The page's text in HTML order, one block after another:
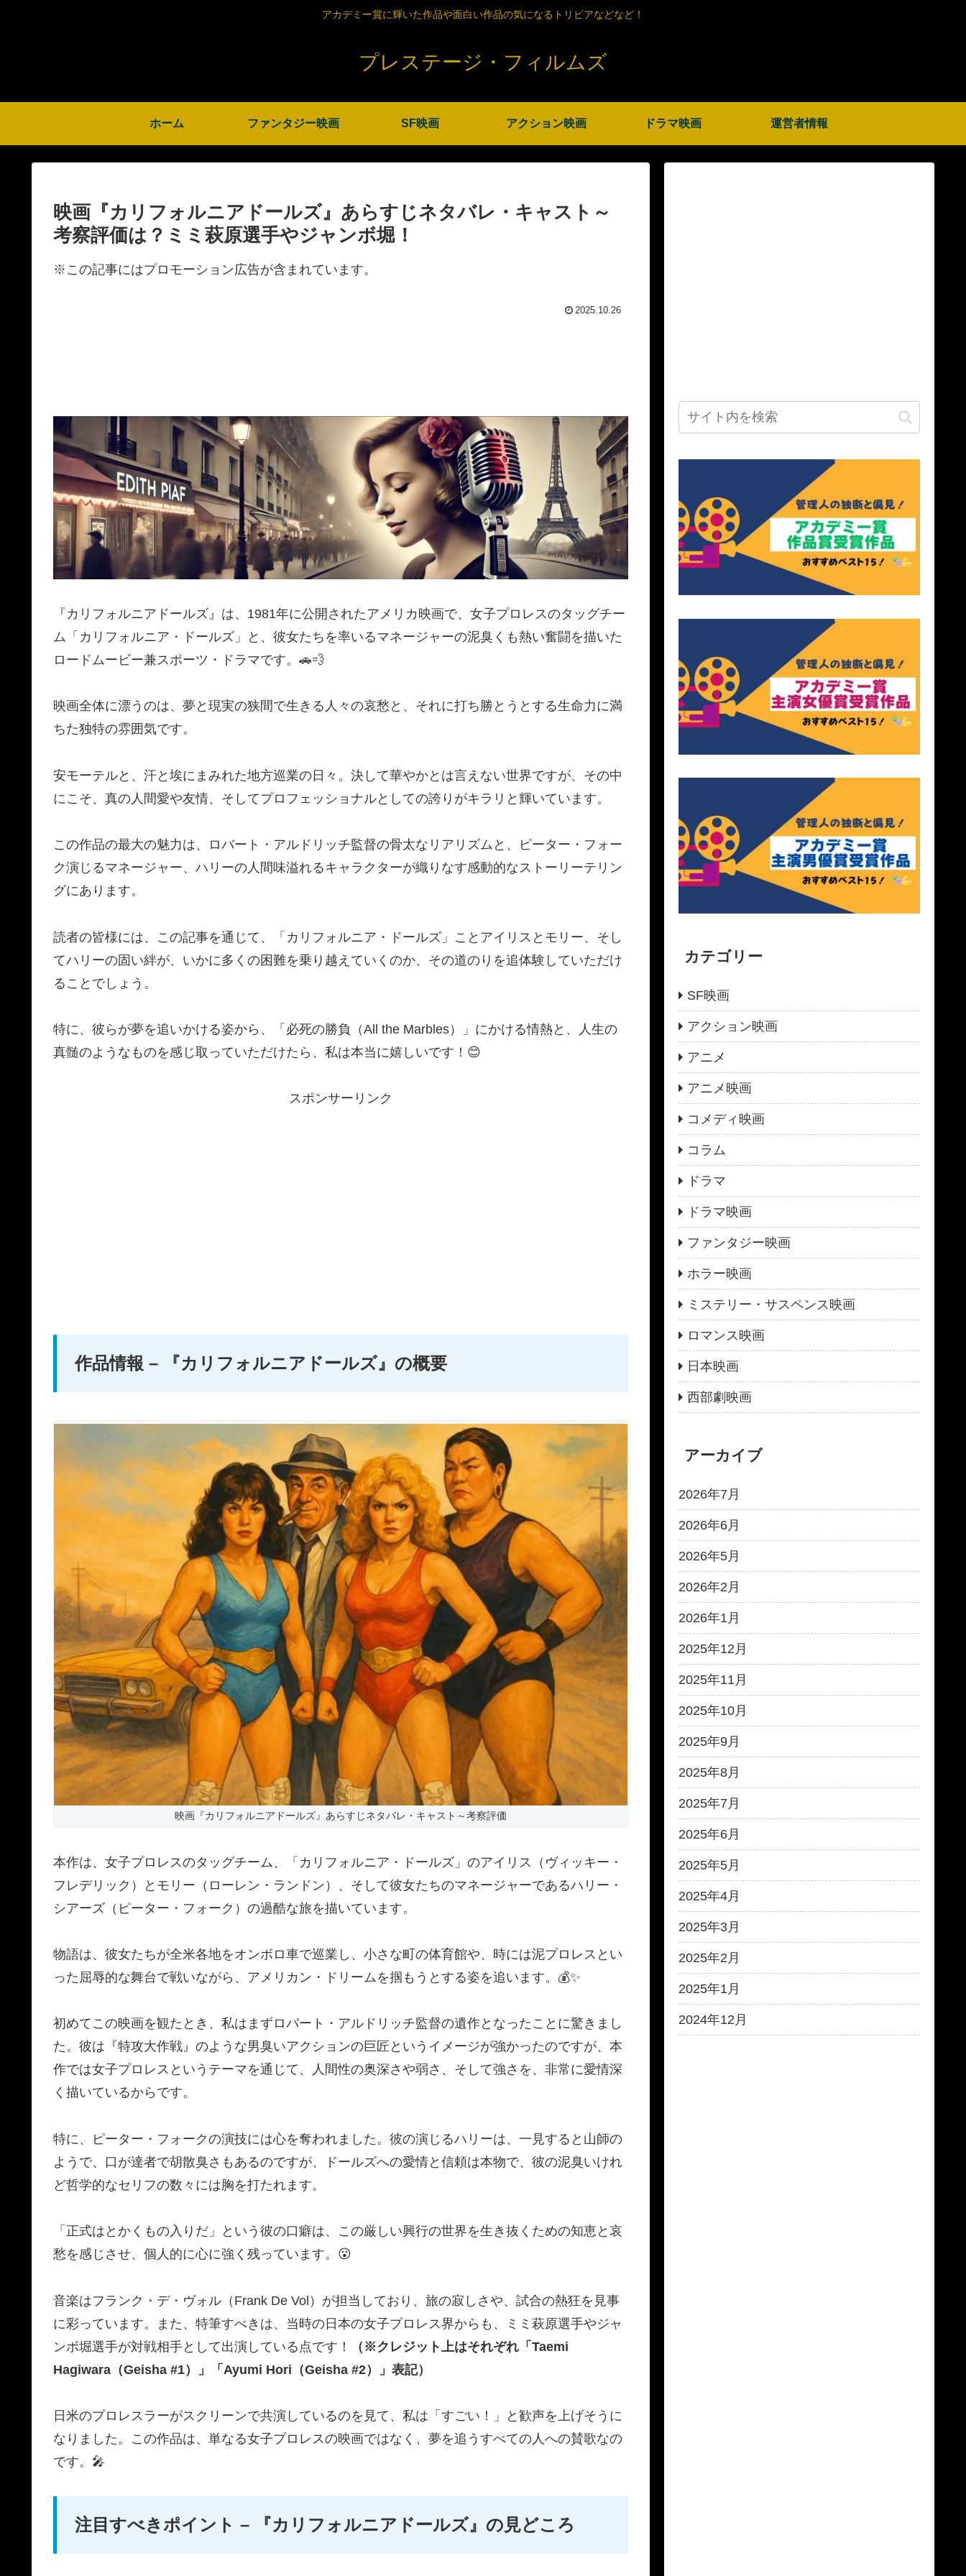
アカデミー賞に輝いた作品や面白い作品の気になるトリビアなどなど！
プレステージ・フィルムズ
ホーム ファンタジー映画 SF映画 アクション映画 ドラマ映画 運営者情報
映画『カリフォルニアドールズ』あらすじネタバレ・キャスト～
考察評価は？ミミ萩原選手やジャンボ堀！
※この記事にはプロモーション広告が含まれています。
2025.10.26
『カリフォルニアドールズ』は、1981年に公開されたアメリカ映画で、女子プロレスのタッグチー
ム「カリフォルニア・ドールズ」と、彼女たちを率いるマネージャーの泥臭くも熱い奮闘を描いた
ロードムービー兼スポーツ・ドラマです。🚗💨
映画全体に漂うのは、夢と現実の狭間で生きる人々の哀愁と、それに打ち勝とうとする生命力に満
ちた独特の雰囲気です。
安モーテルと、汗と埃にまみれた地方巡業の日々。決して華やかとは言えない世界ですが、その中
にこそ、真の人間愛や友情、そしてプロフェッショナルとしての誇りがキラリと輝いています。
この作品の最大の魅力は、ロバート・アルドリッチ監督の骨太なリアリズムと、ピーター・フォー
ク演じるマネージャー、ハリーの人間味溢れるキャラクターが織りなす感動的なストーリーテリン
グにあります。
読者の皆様には、この記事を通じて、「カリフォルニア・ドールズ」ことアイリスとモリー、そし
てハリーの固い絆が、いかに多くの困難を乗り越えていくのか、その道のりを追体験していただけ
ることでしょう。
特に、彼らが夢を追いかける姿から、「必死の勝負（All the Marbles）」にかける情熱と、人生の
真髄のようなものを感じ取っていただけたら、私は本当に嬉しいです！😊
スポンサーリンク
作品情報 – 『カリフォルニアドールズ』の概要
映画『カリフォルニアドールズ』あらすじネタバレ・キャスト～考察評価
本作は、女子プロレスのタッグチーム、「カリフォルニア・ドールズ」のアイリス（ヴィッキー・
フレデリック）とモリー（ローレン・ランドン）、そして彼女たちのマネージャーであるハリー・
シアーズ（ピーター・フォーク）の過酷な旅を描いています。
物語は、彼女たちが全米各地をオンボロ車で巡業し、小さな町の体育館や、時には泥プロレスとい
った屈辱的な舞台で戦いながら、アメリカン・ドリームを掴もうとする姿を追います。💰✨
初めてこの映画を観たとき、私はまずロバート・アルドリッチ監督の遺作となったことに驚きまし
た。彼は『特攻大作戦』のような男臭いアクションの巨匠というイメージが強かったのですが、本
作では女子プロレスというテーマを通じて、人間性の奥深さや弱さ、そして強さを、非常に愛情深
く描いているからです。
特に、ピーター・フォークの演技には心を奪われました。彼の演じるハリーは、一見すると山師の
ようで、口が達者で胡散臭さもあるのですが、ドールズへの愛情と信頼は本物で、彼の泥臭いけれ
ど哲学的なセリフの数々には胸を打たれます。
「正式はとかくもの入りだ」という彼の口癖は、この厳しい興行の世界を生き抜くための知恵と哀
愁を感じさせ、個人的に心に強く残っています。😮
音楽はフランク・デ・ヴォル（Frank De Vol）が担当しており、旅の寂しさや、試合の熱狂を見事
に彩っています。また、特筆すべきは、当時の日本の女子プロレス界からも、ミミ萩原選手やジャ
ンボ堀選手が対戦相手として出演している点です！
（※クレジット上はそれぞれ「Taemi
Hagiwara（Geisha #1）」「Ayumi Hori（Geisha #2）」表記）
日米のプロレスラーがスクリーンで共演しているのを見て、私は「すごい！」と歓声を上げそうに
なりました。この作品は、単なる女子プロレスの映画ではなく、夢を追うすべての人への賛歌なの
です。🎤
注目すべきポイント – 『カリフォルニアドールズ』の見どころ
カテゴリー
SF映画
アクション映画
アニメ
アニメ映画
コメディ映画
コラム
ドラマ
ドラマ映画
ファンタジー映画
ホラー映画
ミステリー・サスペンス映画
ロマンス映画
日本映画
西部劇映画
アーカイブ
2026年7月
2026年6月
2026年5月
2026年2月
2026年1月
2025年12月
2025年11月
2025年10月
2025年9月
2025年8月
2025年7月
2025年6月
2025年5月
2025年4月
2025年3月
2025年2月
2025年1月
2024年12月